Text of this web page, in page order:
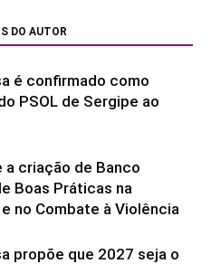
DO AUTOR
é confirmado como
PSOL de Sergipe ao
a criação de Banco
Boas Práticas na
no Combate à Violência
propõe que 2027 seja o